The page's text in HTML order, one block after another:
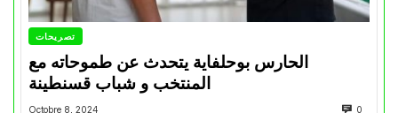
تصريحات
الحارس بوحلفاية يتحدث عن طموحاته مع
المنتخب و شباب قسنطينة
Octobre 8, 2024 0